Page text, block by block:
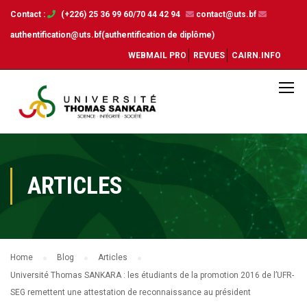
Contact : (+226) 25 36 99 60/70 44 42 94 contact@uts.bf
authentification@uts.bf(authentification de diplôme)
WEBMAIL PRO REVUES CAIRN.INFO
ARTICLES
Home Blog
Articles
Université Thomas SANKARA : les étudiants de la promotion 2016 de l’UFR-
SEG remettent une attestation de reconnaissance au président